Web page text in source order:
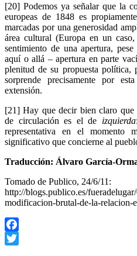
[20] Podemos ya señalar que la
europeas de 1848 es
marcadas por una generosidad
área cultural (Europa en un
sentimiento de una apertura,
aquí o allá – apertura en parte
plenitud de su propuesta política,
sorprende precisamente por
extensión.
[21] Hay que decir bien claro que
de circulación es el de izquierda
representativa en el momento
significativo que concierne al
Traducción: Álvaro García-
Tomado de Publico, 24/6/11:
http://blogs.publico.es/
modificacion-brutal-de-la-
Facebook